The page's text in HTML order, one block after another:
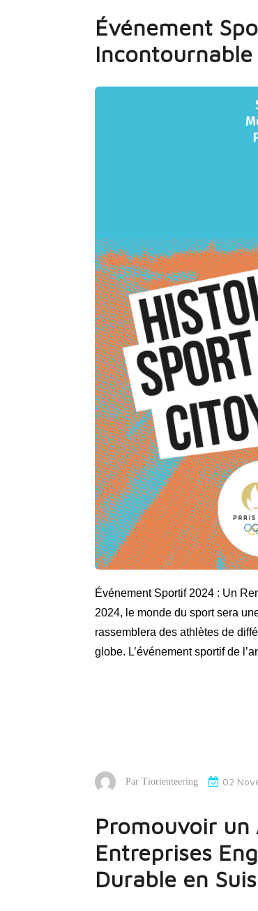
Événement
Événement Sportif 2024 : Un
2024, le monde du sport sera
rassemblera des athlètes de
globe. L’événement sportif de
Par Tiorienteering 02
Promouvoir un
Entreprises
Durable en